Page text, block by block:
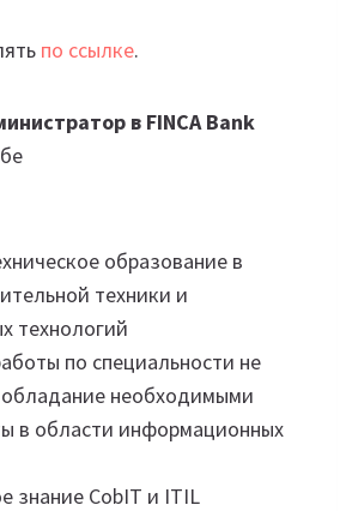
по ссылке.
в FINCA Bank
образование в
техники и
технологий
по специальности не
необходимыми
в области информационных
знание CobIT и ITIL